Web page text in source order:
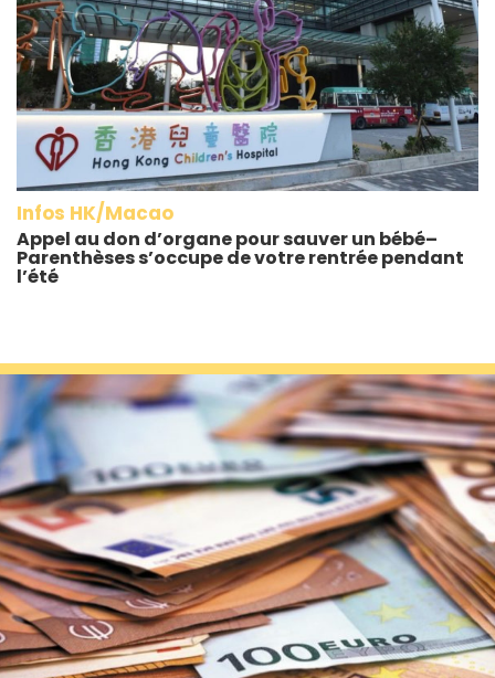
Infos HK/Macao
Appel au don d’organe pour sauver un bébé–
Parenthèses s’occupe de votre rentrée pendant
l’été